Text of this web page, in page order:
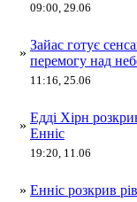
09:00, 29.06
»
Зайас готує
перемогу над
11:16, 25.06
»
Едді Хірн
Енніс
19:20, 11.06
» Енніс розкрив